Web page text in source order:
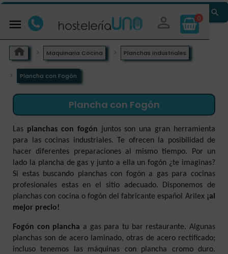
  0

Maquinaria Cocina Planchas industriales
Plancha con Fogón
Plancha con Fogón
Las planchas con fogón juntos son una gran herramienta
para las cocinas industriales. Te ofrecen la posibilidad de
hacer diferentes preparaciones al mismo tiempo. Por un
lado la plancha de gas y junto a ella un fogón ¿te imaginas?
Si estas buscando planchas con fogón a gas para cocinas
profesionales estas en el sitio adecuado. Disponemos de
planchas con cocina o fogón del fabricante español Arilex ¡al
mejor precio!
Fogón con plancha a gas para tu bar restaurante. Algunas
planchas son de acero laminado, otras de acero rectificado;
incluso tenemos las máquinas con plancha cromo duro.